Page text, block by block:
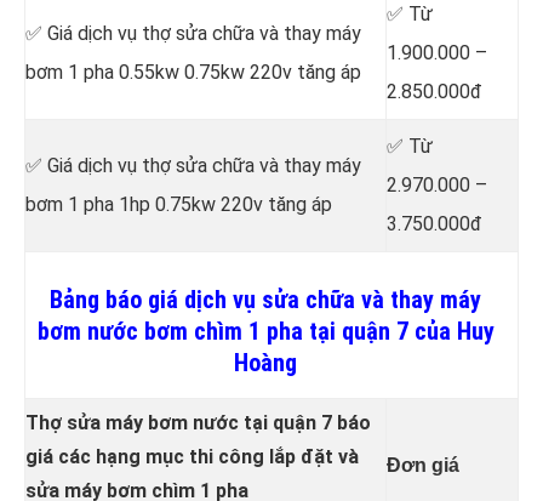
✅ Giá dịch vụ thợ sửa chữa và thay máy
bơm 1 pha 0.55kw 0.75kw 220v tăng áp
✅ Từ
1.900.000 –
2.850.000đ
✅ Giá dịch vụ thợ sửa chữa và thay máy
bơm 1 pha 1hp 0.75kw 220v tăng áp
✅ Từ
2.970.000 –
3.750.000đ
Bảng báo giá dịch vụ sửa chữa và thay máy
bơm nước bơm chìm 1 pha tại quận 7 của Huy
Hoàng
Thợ sửa máy bơm nước tại quận 7 báo
giá các hạng mục thi công lắp đặt và
sửa máy bơm chìm 1 pha
Đơn giá